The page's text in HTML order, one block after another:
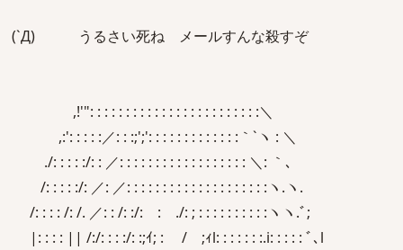
(`Д) うるさい死ね メールすんな殺すぞ
,!'": : : : : : : : : : : : : : : : : : : : : : : :＼
,:': : : : :／: : :;';': : : : : : : : : : : : :｀`ヽ : ＼
./: : : : :/: : ／: : : : : : : : : : : : : : : : : : ＼: ｀､
/: : : : :/: ／: ／: : : : : : : : : : : : : : : : : : : :ヽ.ヽ.
/: : : : /: /. ／: : /: :/: : ./: ; : : : : : : : : : :ヽヽ.ﾞ;
|: : : : || /:/: : : :/: :;ｲ; : / ;ｨl: : : : : : :.i: : : : : ﾞ､l